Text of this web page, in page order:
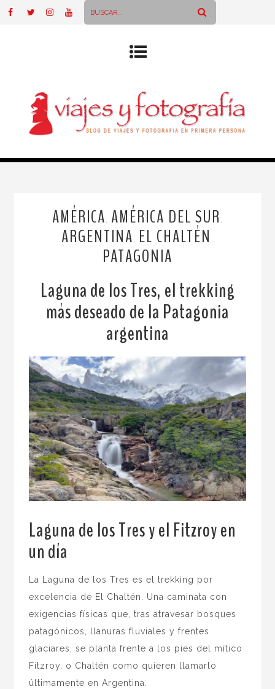
AMÉRICA AMÉRICA DEL SUR
ARGENTINA EL CHALTÉN
PATAGONIA
Laguna de los Tres, el trekking
más deseado de la Patagonia
argentina
Laguna de los Tres y el Fitzroy en
un día
La Laguna de los Tres es el trekking por
excelencia de El Chaltén. Una caminata con
exigencias físicas que, tras atravesar bosques
patagónicos, llanuras fluviales y frentes
glaciares, se planta frente a los pies del mítico
Fitzroy, o Chaltén como quieren llamarlo
últimamente en Argentina.